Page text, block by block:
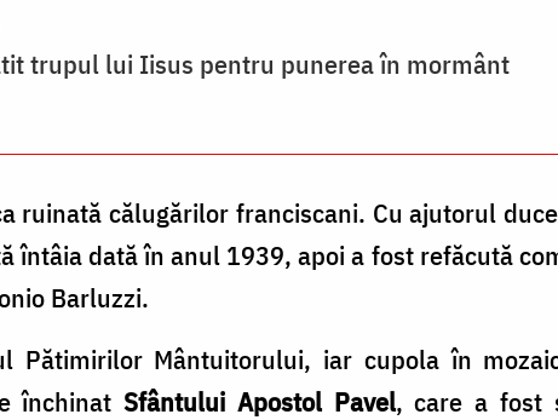
trupul lui Iisus pentru punerea în mormânt
ruinată călugărilor franciscani. Cu ajutorul
întâia dată în anul 1939, apoi a fost refăcută
Barluzzi.
Pătimirilor Mântuitorului, iar cupola în
închinatSfântului Apostol Pavel, care a fost